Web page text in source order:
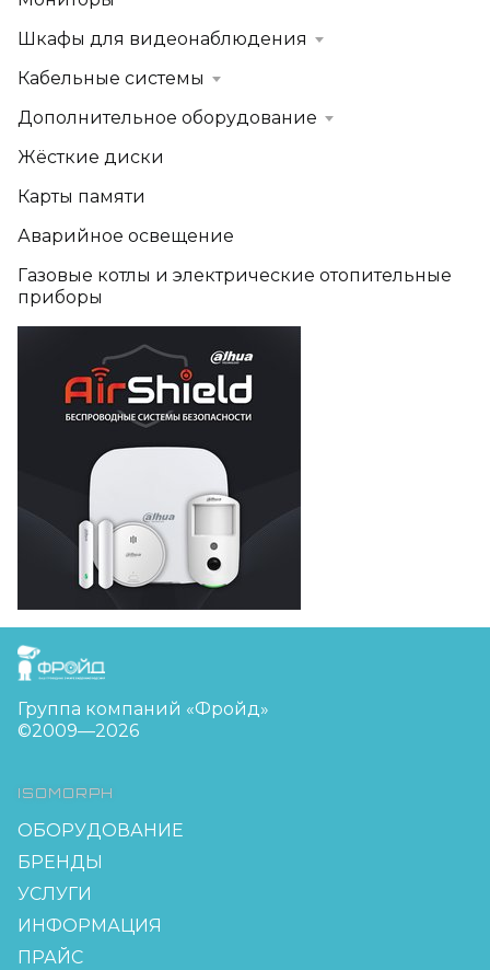
Шкафы для видеонаблюдения
Кабельные системы
Дополнительное оборудование
Жёсткие диски
Карты памяти
Аварийное освещение
Газовые котлы и электрические отопительные
приборы
FreudGroup
Группа компаний «Фройд»
©2009—2026
ISOMORPH
ОБОРУДОВАНИЕ
БРЕНДЫ
УСЛУГИ
ИНФОРМАЦИЯ
ПРАЙС